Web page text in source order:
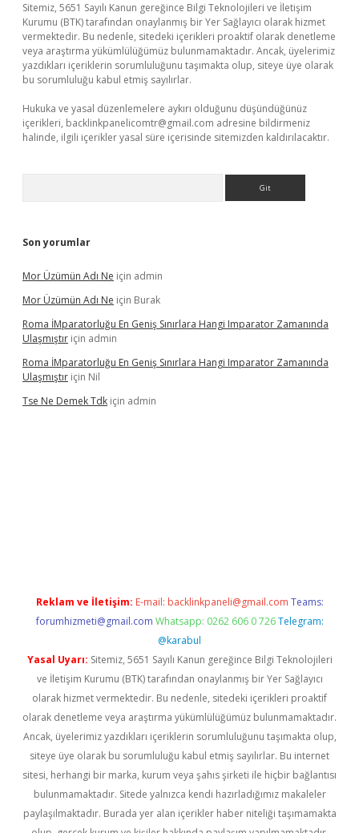
Sitemiz, 5651 Sayılı Kanun gereğince Bilgi Teknolojileri ve İletişim
Kurumu (BTK) tarafından onaylanmış bir Yer Sağlayıcı olarak hizmet
vermektedir. Bu nedenle, sitedeki içerikleri proaktif olarak denetleme
veya araştırma yükümlülüğümüz bulunmamaktadır. Ancak, üyelerimiz
yazdıkları içeriklerin sorumluluğunu taşımakta olup, siteye üye olarak
bu sorumluluğu kabul etmiş sayılırlar.
Hukuka ve yasal düzenlemelere aykırı olduğunu düşündüğünüz
içerikleri, backlinkpanelicomtr@gmail.com adresine bildirmeniz
halinde, ilgili içerikler yasal süre içerisinde sitemizden kaldırılacaktır.
Son yorumlar
Mor Üzümün Adı Ne için admin
Mor Üzümün Adı Ne için Burak
Roma İMparatorluğu En Geniş Sınırlara Hangi Imparator Zamanında
Ulaşmıştır için admin
Roma İMparatorluğu En Geniş Sınırlara Hangi Imparator Zamanında
Ulaşmıştır için Nil
Tse Ne Demek Tdk için admin
Reklam ve İletişim: E-mail: backlinkpaneli@gmail.com Teams:
forumhizmeti@gmail.com Whatsapp: 0262 606 0 726 Telegram:
@karabul
Yasal Uyarı: Sitemiz, 5651 Sayılı Kanun gereğince Bilgi Teknolojileri
ve İletişim Kurumu (BTK) tarafından onaylanmış bir Yer Sağlayıcı
olarak hizmet vermektedir. Bu nedenle, sitedeki içerikleri proaktif
olarak denetleme veya araştırma yükümlülüğümüz bulunmamaktadır.
Ancak, üyelerimiz yazdıkları içeriklerin sorumluluğunu taşımakta olup,
siteye üye olarak bu sorumluluğu kabul etmiş sayılırlar. Bu internet
sitesi, herhangi bir marka, kurum veya şahıs şirketi ile hiçbir bağlantısı
bulunmamaktadır. Sitede yalnızca kendi hazırladığımız makaleler
paylaşılmaktadır. Burada yer alan içerikler haber niteliği taşımamakta